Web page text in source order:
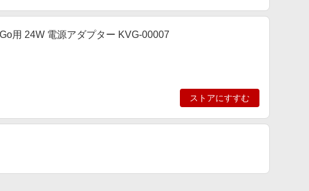
用 24W 電源アダプター KVG-00007
ストアにすすむ